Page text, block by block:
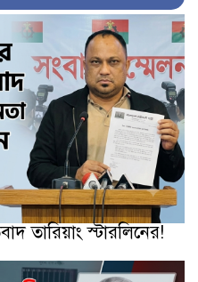
তারিয়াং স্টারলিনের!